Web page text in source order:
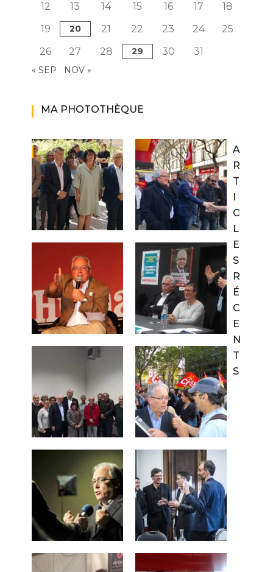
12
13 14 15 16 17
18
19
20 21 22 23 24
25
26
27 28 29 30 31
« SEP NOV »
MA PHOTOTHÈQUE
A
R
T
I
C
L
E
S
R
É
C
E
N
T
S